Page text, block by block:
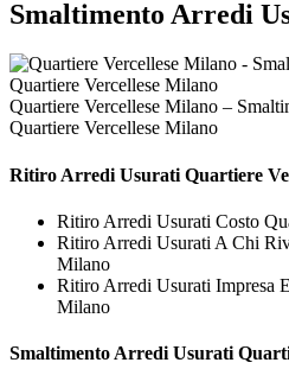
Smaltimento Arredi
Quartiere Vercellese Milano –
Quartiere Vercellese Milano
Ritiro Arredi Usurati Quartiere
Ritiro Arredi Usurati Costo
Ritiro Arredi Usurati A Chi
Milano
Ritiro Arredi Usurati Impresa
Milano
Smaltimento Arredi Usurati